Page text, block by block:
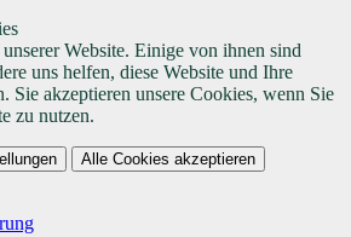
Website. Einige von ihnen sind
uns helfen, diese Website und Ihre
Sie akzeptieren unsere Cookies, wenn Sie
zu nutzen.
Alle Cookies akzeptieren